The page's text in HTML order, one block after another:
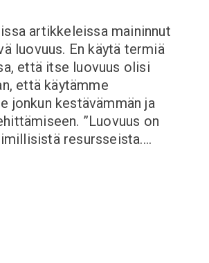
artikkeleissa maininnut
luovuus. En käytä termiä
että itse luovuus olisi
että käytämme
jonkun kestävämmän ja
”Luovuus on
resursseista.…